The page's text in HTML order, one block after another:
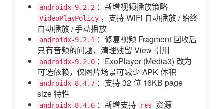
androidx-9.2.2 ：新增视频播放策略
VideoPlayPolicy ，支持 WiFi 自动播放 / 始终
自动播放 / 手动播放
androidx-9.2.1 ：修复视频 Fragment 回收后
只有音频的问题，清理残留 View 引用
androidx-9.2.0 ：ExoPlayer (Media3) 改为
可选依赖，仅图片场景可减少 APK 体积
androidx-8.4.7 ：支持 32 位 16KB page
size 特性
androidx-8.4.6 ：新增支持 res 资源